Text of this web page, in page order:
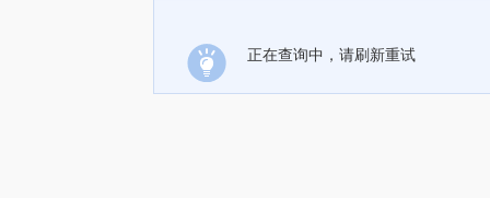
正在查询中，请刷新重试